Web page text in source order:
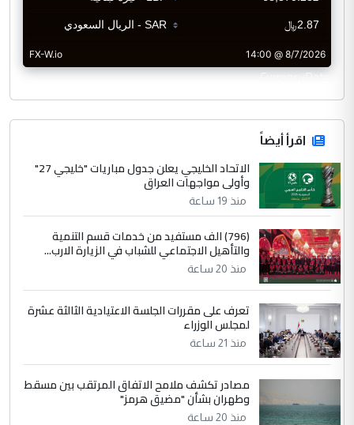
CurrencyRate
اقرأ أيضاً
الاتحاد الخليجي يعلن جدول مباريات "خليجي 27"
وأولى مواجهات العراق
منذ 19 ساعة
(796) الف مستفيد من خدمات قسم التنمية
والتأهيل الاجتماعي للشباب في الزيارة الارب...
منذ 20 ساعة
تعرف على مقررات الجلسة الاعتيادية الثالثة عشرة
لمجلس الوزراء
منذ 21 ساعة
مصادر تكشف ملامح الاتفاق المرتقب بين مسقط
وطهران بشأن "مضيق هرمز"
منذ 20 ساعة